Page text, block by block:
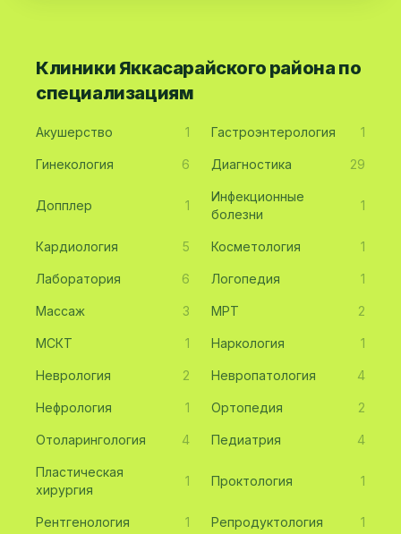
Клиники Яккасарайского района по
специализациям
Акушерство 1 Гастроэнтерология 1
Гинекология 6 Диагностика 29
Допплер 1
Инфекционные
болезни
1
Кардиология 5 Косметология 1
Лаборатория 6 Логопедия 1
Массаж 3 МРТ 2
МСКТ 1 Наркология 1
Неврология 2 Невропатология 4
Нефрология 1 Ортопедия 2
Отоларингология 4 Педиатрия 4
Пластическая
хирургия
1 Проктология 1
Рентгенология 1 Репродуктология 1